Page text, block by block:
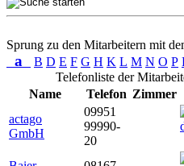
Sprung zu den Mitarbeitern mit
a B D E F G H K L M N O P
Telefonliste der
Name
Telefon Zimmer
actago
GmbH
09951
99990-
20